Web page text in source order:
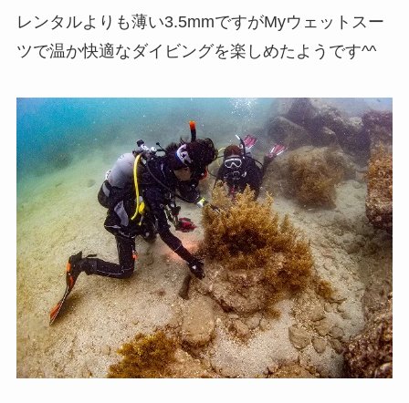
レンタルよりも薄い3.5mmですがMyウェットスー
ツで温か快適なダイビングを楽しめたようです^^